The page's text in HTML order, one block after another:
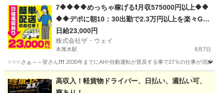
追浜駅 ドライバー ネットスーパー
7🔶🔶🔶🔶めっちゃ稼げる❗️月収575000円以上🔶🔶
🔶🔶デポに朝10：30出勤で2.3万円以上を楽々GE
T❗️お寝坊さん大集合🎵軽貨物ドライバー🌸🌸
日給23,000円
株式会社ザ・ウェイ
本厚木駅 8月7日
✨✨✨さぁ～～皆さん❗️❗️❗️ 2030年までにAIや自動運転が普及する事で27％の仕事が消
本厚木駅 ドライバー ネットスーパー
高収入！軽貨物ドライバー、日払い、週払い可、